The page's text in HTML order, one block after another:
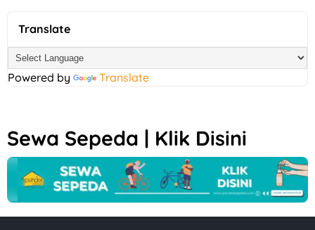
Translate
Powered by Translate
Sewa Sepeda | Klik Disini